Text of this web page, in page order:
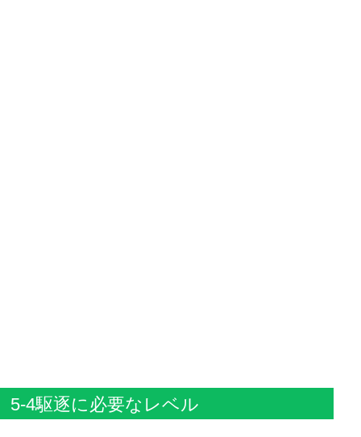
5-4駆逐に必要なレベル